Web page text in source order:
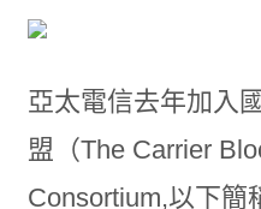
亞太電信去年加入
盟（The Carrier
Consortium,以下簡